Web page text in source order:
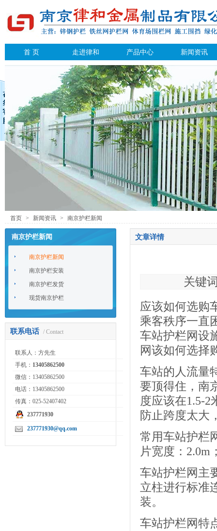
首 页 走进律和 产品中心 新闻资讯
首页 > 新闻资讯 > 南京护栏新闻
南京护栏新闻
南京护栏新闻
南京护栏安装
南京护栏发货
现货南京护栏
联系电话 / Contact
联系人：方先生
手机： 13405862500
微信：13405862500
电话：13405862500
传真：025-52407402
237771930
237771930@qq.com
文章详情
关键
应该如何选购
乘客秩序一直
车站护栏网设
网该如何选择
车站的人流量
要顶得住， 南
度应该在1.5-
防止跨度太大
常用车站护栏
片宽度：2.0m
车站护栏网主
立柱进行标准
装。
车站护栏网特